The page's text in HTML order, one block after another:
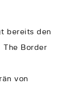
bereits den
The Border
von